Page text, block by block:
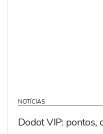
NOTÍCIAS
Dodot VIP: pontos,